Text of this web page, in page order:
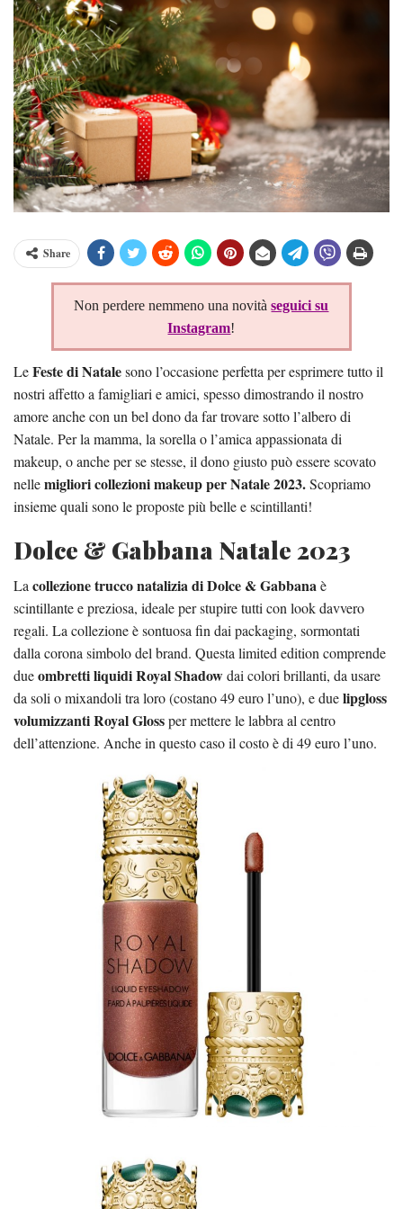
Share
Non perdere nemmeno una novitàseguici su
Instagram!
LeFeste di Natalesono l’occasione perfetta per esprimere tutto il
nostri affetto a famigliari e amici, spesso dimostrando il nostro
amore anche con un bel dono da far trovare sotto l’albero di
Natale. Per la mamma, la sorella o l’amica appassionata di
makeup, o anche per se stesse, il dono giusto può essere scovato
nellemigliori collezioni makeup per Natale 2023.Scopriamo
insieme quali sono le proposte più belle e scintillanti!
Dolce & Gabbana Natale 2023
La collezione trucco natalizia di Dolce & Gabbanaè
scintillante e preziosa, ideale per stupire tutti con look davvero
regali. La collezione è sontuosa fin dai packaging, sormontati
dalla corona simbolo del brand. Questa limited edition comprende
dueombretti liquidi Royal Shadowdai colori brillanti, da usare
da soli o mixandoli tra loro (costano 49 euro l’uno), e duelipgloss
volumizzanti Royal Glossper mettere le labbra al centro
dell’attenzione. Anche in questo caso il costo è di 49 euro l’uno.